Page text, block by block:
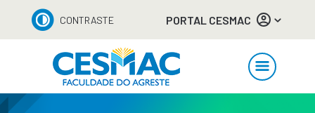
CONTRASTE PORTAL CESMAC